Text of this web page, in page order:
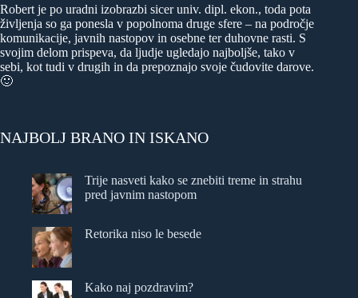
Robert je po uradni izobrazbi sicer univ. dipl. ekon., toda pota
življenja so ga ponesla v popolnoma druge sfere – na področje
komunikacije, javnih nastopov in osebne ter duhovne rasti. S
svojim delom prispeva, da ljudje ugledajo najboljše, tako v
sebi, kot tudi v drugih in da prepoznajo svoje čudovite darove.
🙂
NAJBOLJ BRANO IN ISKANO
Trije nasveti kako se znebiti treme in strahu
pred javnim nastopom
Retorika niso le besede
Kako naj pozdravim?